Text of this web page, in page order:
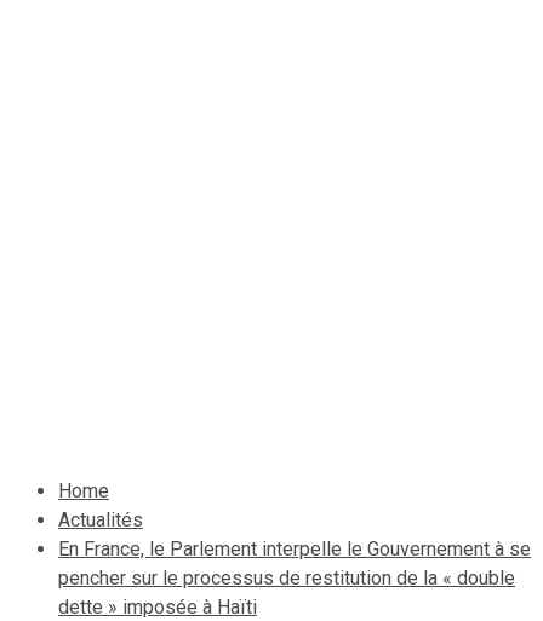
Home
Actualités
En France, le Parlement interpelle le Gouvernement à se
pencher sur le processus de restitution de la « double
dette » imposée à Haïti